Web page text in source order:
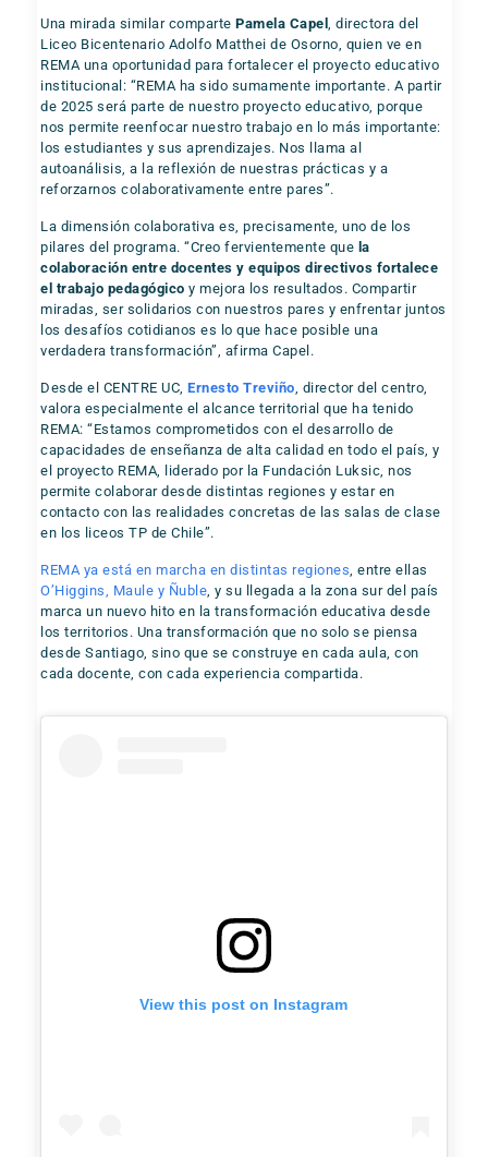
Una mirada similar compartePamela Capel, directora del
Liceo Bicentenario Adolfo Matthei de Osorno, quien ve en
REMA una oportunidad para fortalecer el proyecto educativo
institucional: “REMA ha sido sumamente importante. A partir
de 2025 será parte de nuestro proyecto educativo, porque
nos permite reenfocar nuestro trabajo en lo más importante:
los estudiantes y sus aprendizajes. Nos llama al
autoanálisis, a la reflexión de nuestras prácticas y a
reforzarnos colaborativamente entre pares”.
La dimensión colaborativa es, precisamente, uno de los
pilares del programa. “Creo fervientemente que la
colaboración entre docentes y equipos directivos fortalece
el trabajo pedagógico y mejora los resultados. Compartir
miradas, ser solidarios con nuestros pares y enfrentar juntos
los desafíos cotidianos es lo que hace posible una
verdadera transformación”, afirma Capel.
Desde el CENTRE UC,Ernesto Treviño, director del centro,
valora especialmente el alcance territorial que ha tenido
REMA: “Estamos comprometidos con el desarrollo de
capacidades de enseñanza de alta calidad en todo el país, y
el proyecto REMA, liderado por la Fundación Luksic, nos
permite colaborar desde distintas regiones y estar en
contacto con las realidades concretas de las salas de clase
en los liceos TP de Chile”.
REMA ya está en marcha en distintas regiones, entre ellas
O’Higgins, Maule y Ñuble, y su llegada a la zona sur del país
marca un nuevo hito en la transformación educativa desde
los territorios. Una transformación que no solo se piensa
desde Santiago, sino que se construye en cada aula, con
cada docente, con cada experiencia compartida.
View this post on Instagram